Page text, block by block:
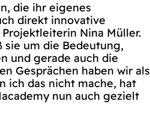
die ihr eigenes
direkt innovative
Nina Müller.
sie um die Bedeutung,
und gerade auch die
Gesprächen haben wir als
ich das nicht mache, hat
nun auch gezielt